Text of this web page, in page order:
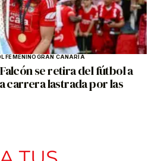
FEMENINOGRAN CANARIA
se retira del fútbol a
carrera lastrada por las